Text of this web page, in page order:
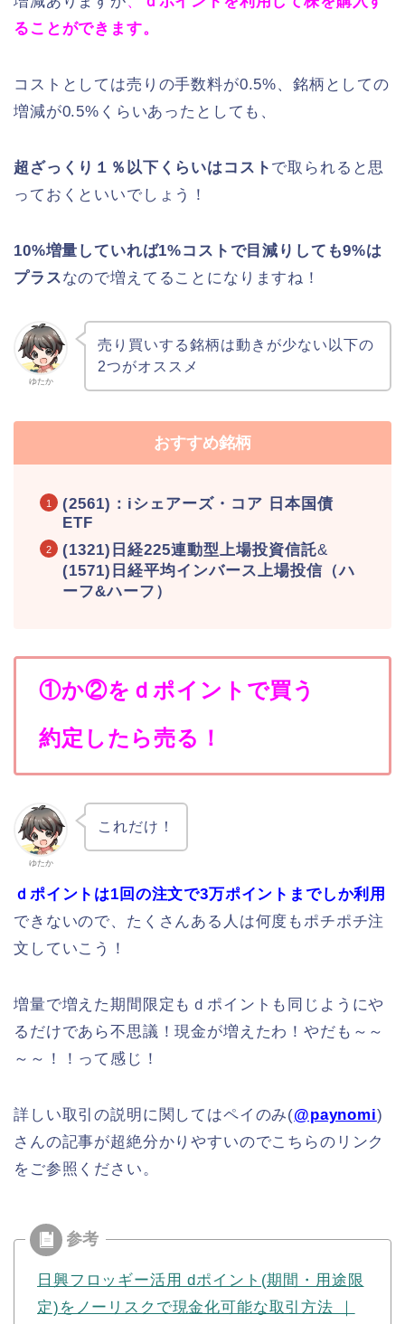
ることができます。
コストとしては売りの手数料が0.5%、銘柄としての
増減が0.5%くらいあったとしても、
超ざっくり１％以下くらいはコスト で取られると思
っておくといいでしょう！
10%増量していれば1%コストで目減りしても9%は
プラスなので増えてることになりますね！
ゆたか
売り買いする銘柄は動きが少ない以下の
2つがオススメ
おすすめ銘柄
(2561)：iシェアーズ・コア 日本国債
ETF
(1321)日経225連動型上場投資信託&
(1571)日経平均インバース上場投信（ハ
ーフ&ハーフ）
①か②をｄポイントで買う
約定したら売る！
ゆたか
これだけ！
ｄポイントは1回の注文で3万ポイントまでしか利用
できないので、たくさんある人は何度もポチポチ注
文していこう！
増量で増えた期間限定もｄポイントも同じようにや
るだけであら不思議！現金が増えたわ！やだも～～
～～！！って感じ！
詳しい取引の説明に関してはペイのみ(@paynomi)
さんの記事が超絶分かりやすいのでこちらのリンク
をご参照ください。
日興フロッギー活用 dポイント(期間・用途限
定)をノーリスクで現金化可能な取引方法 ｜